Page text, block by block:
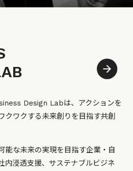
Design Labは、アクションを
クワクする未来創りを目指す共創
能な未来の実現を目指す企業・自
内浸透支援、サステナブルビジネ